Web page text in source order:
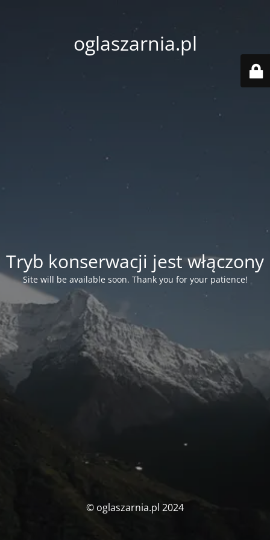
oglaszarnia.pl
Tryb konserwacji jest włączony
Site will be available soon. Thank you for your patience!
© oglaszarnia.pl 2024